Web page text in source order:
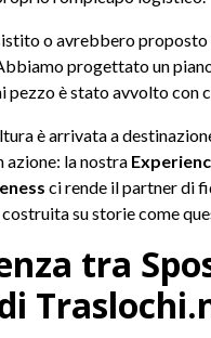
o avrebbero proposto
progettato un
pezzo è stato avvolto con
è arrivata a
azione: la nostra
ci rende il partner di
su storie come
tra